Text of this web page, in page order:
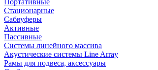
Портативные
Стационарные
Сабвуферы
Активные
Пассивные
Системы линейного массива
Акустические системы Line Array
Рамы для подвеса, аксессуары